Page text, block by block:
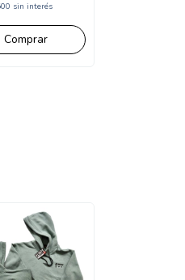
sin interés
Comprar